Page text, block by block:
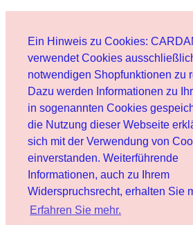
Ein Hinweis zu Cookies:
verwendet Cookies
notwendigen Shopfunktionen zu
Dazu werden Informationen zu
in sogenannten Cookies
die Nutzung dieser Webseite
sich mit der Verwendung von
einverstanden. Weiterführende
Informationen, auch zu Ihrem
Widerspruchsrecht, erhalten Sie
Erfahren Sie mehr.
Benutzer
Service